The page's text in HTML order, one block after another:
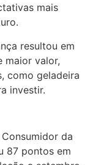
mais
resultou em
maior valor,
como geladeira
investir.
da
87 pontos em